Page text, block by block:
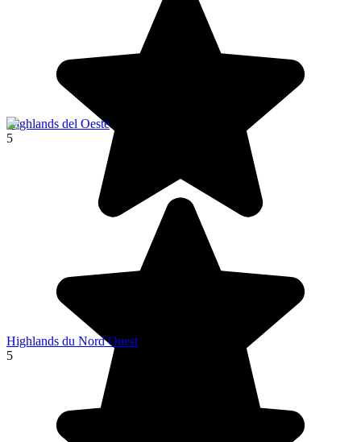
Highlands del Oeste
5
Highlands du Nord Ouest
5